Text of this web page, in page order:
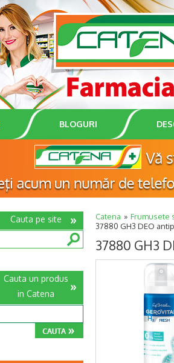
BLOGURI
Catena Frumusete
37880 GH3 DEO
37880 GH3
Cauta pe site
Cauta un produs
in Catena